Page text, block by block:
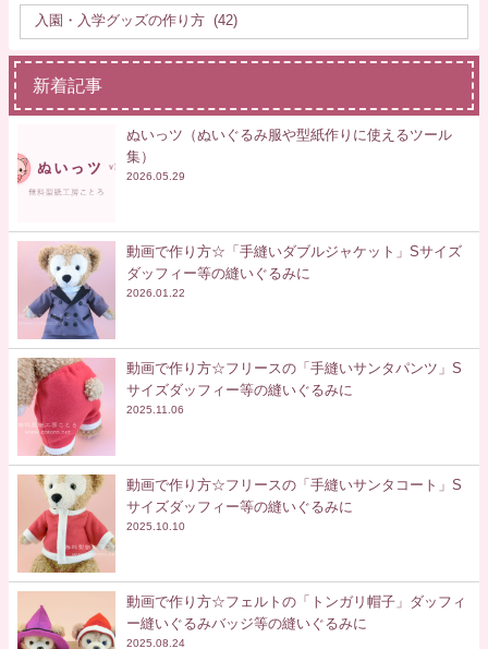
新着記事
ぬいっツ（ぬいぐるみ服や型紙作りに使えるツール
集）
2026.05.29
動画で作り方☆「手縫いダブルジャケット」Sサイズ
ダッフィー等の縫いぐるみに
2026.01.22
動画で作り方☆フリースの「手縫いサンタパンツ」S
サイズダッフィー等の縫いぐるみに
2025.11.06
動画で作り方☆フリースの「手縫いサンタコート」S
サイズダッフィー等の縫いぐるみに
2025.10.10
動画で作り方☆フェルトの「トンガリ帽子」ダッフィ
ー縫いぐるみバッジ等の縫いぐるみに
2025.08.24